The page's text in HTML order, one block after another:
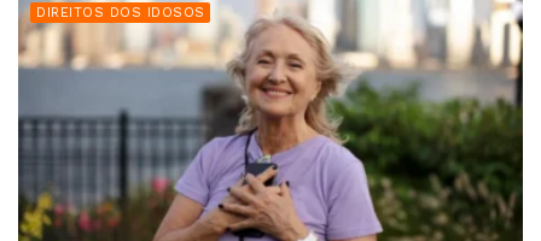
DIREITOS DOS IDOSOS